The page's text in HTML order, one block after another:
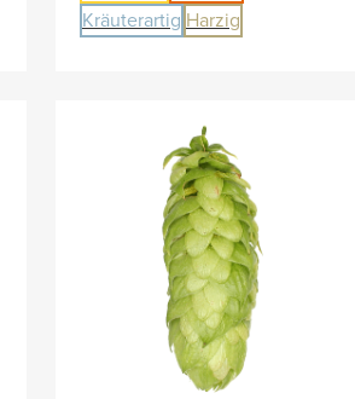
Kräuterartig Harzig